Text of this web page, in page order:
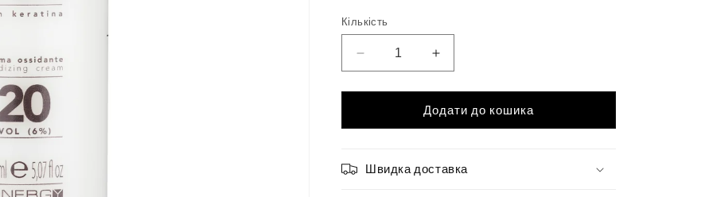
Кількість
Зменшити
кількість
для
з
ZEN
Збільшити
кількість
для
Окисник
з
ZEN
Додати до кошика
Швидка доставка